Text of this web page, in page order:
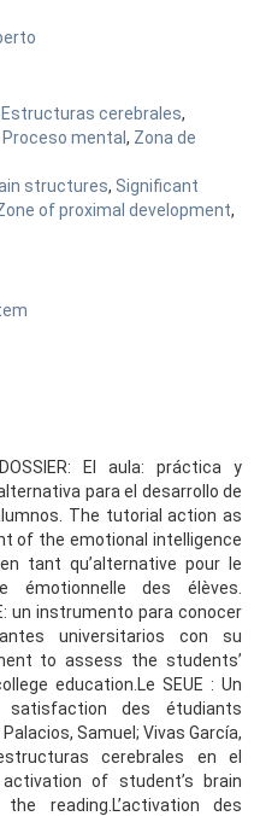
Estructuras cerebrales,
Proceso mental , Zona de
structures, Significant
of proximal development,
El aula: práctica y
para el desarrollo de
The tutorial action as
of the emotional intelligence
tant qu’alternative pour le
émotionnelle des élèves.
un instrumento para conocer
universitarios con su
to assess the students’
education.Le SEUE : Un
des étudiants
Samuel; Vivas García,
cerebrales en el
of student’s brain
reading.L’activation des